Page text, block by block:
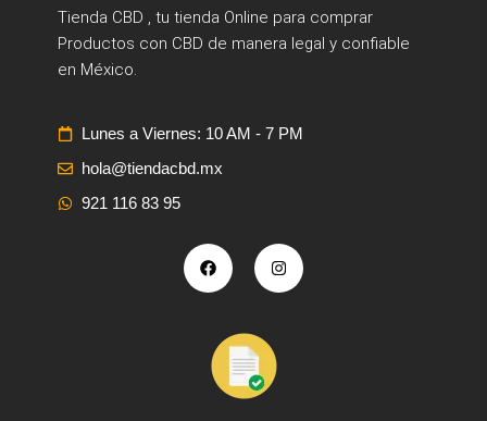
Tienda CBD , tu tienda Online para comprar
Productos con CBD de manera legal y confiable
en México.
Lunes a Viernes: 10 AM - 7 PM
hola@tiendacbd.mx
921 116 83 95